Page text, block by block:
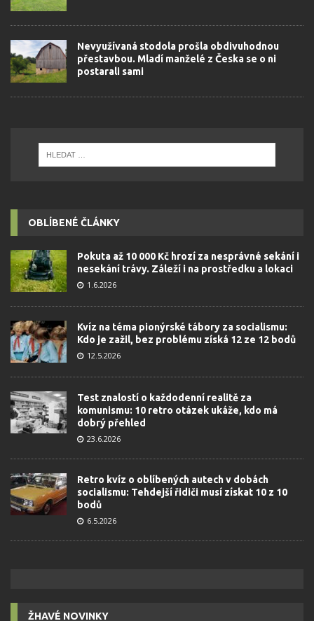
Nevyužívaná stodola prošla obdivuhodnou
přestavbou. Mladí manželé z Česka se o ni
postarali sami
OBLÍBENÉ ČLÁNKY
Pokuta až 10 000 Kč hrozí za nesprávné sekání i
nesekání trávy. Záleží i na prostředku a lokaci
1.6.2026
Kvíz na téma pionýrské tábory za socialismu:
Kdo je zažil, bez problému získá 12 ze 12 bodů
12.5.2026
Test znalostí o každodenní realitě za
komunismu: 10 retro otázek ukáže, kdo má
dobrý přehled
23.6.2026
Retro kvíz o oblíbených autech v dobách
socialismu: Tehdejší řidiči musí získat 10 z 10
bodů
6.5.2026
ŽHAVÉ NOVINKY